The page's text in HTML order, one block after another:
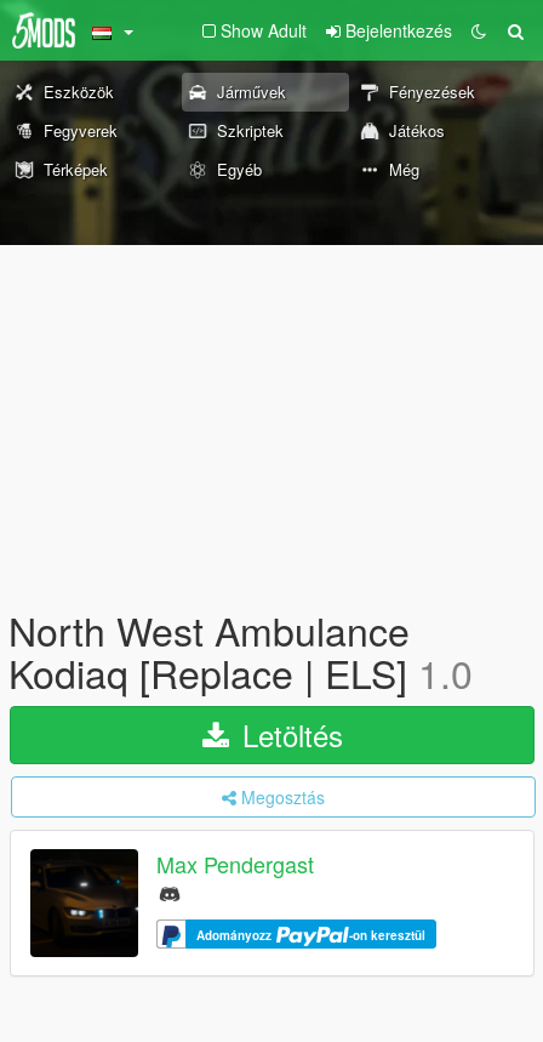
Show Adult Bejelentkezés
Eszközök Járművek
Fényezések
Fegyverek
Szkriptek
Játékos
Térképek
Egyéb Még
North West Ambulance
Kodiaq [Replace | ELS] 1.0
Letöltés
Megosztás
Max Pendergast
Adományozz -on keresztül